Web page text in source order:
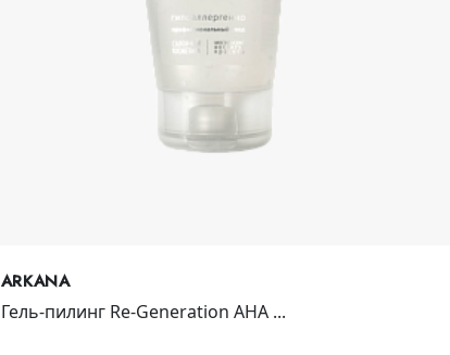
ARKANA
Гель-пилинг Re-Generation AHA ...